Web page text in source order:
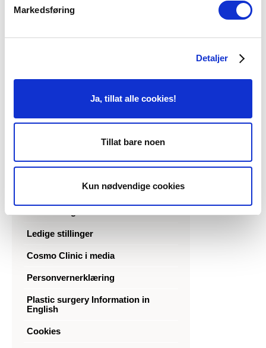
Markedsføring
Detaljer
Ja, tillat alle cookies!
Tillat bare noen
Kun nødvendige cookies
Om Cosmo Clinic
Narkose (anestesi)
Trygg kirurgi
ASPS-medlem
Slik finner du oss
Ledige stillinger
Cosmo Clinic i media
Personvernerklæring
Plastic surgery Information in
English
Cookies